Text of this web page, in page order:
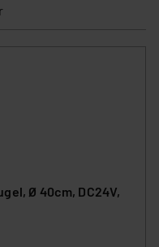
Ø 40cm, DC24V,